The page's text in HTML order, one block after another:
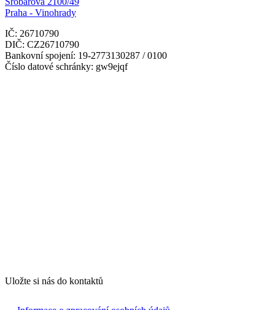
Praha - Vinohrady
IČ: 26710790
DIČ: CZ26710790
Bankovní spojení: 19-2773130287 / 0100
Číslo datové schránky: gw9ejqf
Uložte si nás do kontaktů